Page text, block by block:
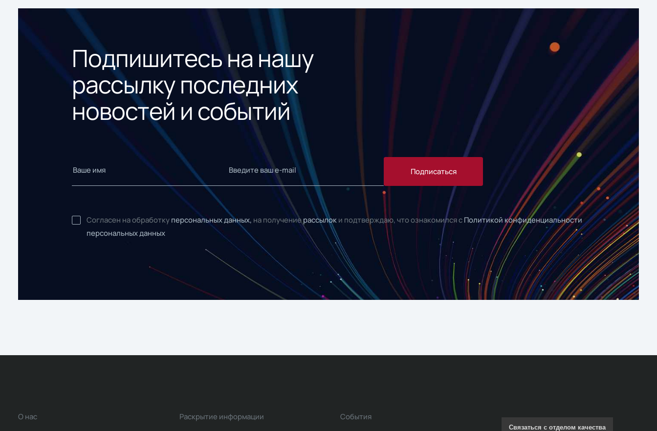
Подпишитесь на нашу
рассылку последних
новостей и событий
Подписаться
Согласен на обработку персональных данных, на получениерассылок и подтверждаю, что ознакомился с Политикой конфиденциальности
персональных данных
О нас
Раскрытие информации
События
Связаться с отделом качества